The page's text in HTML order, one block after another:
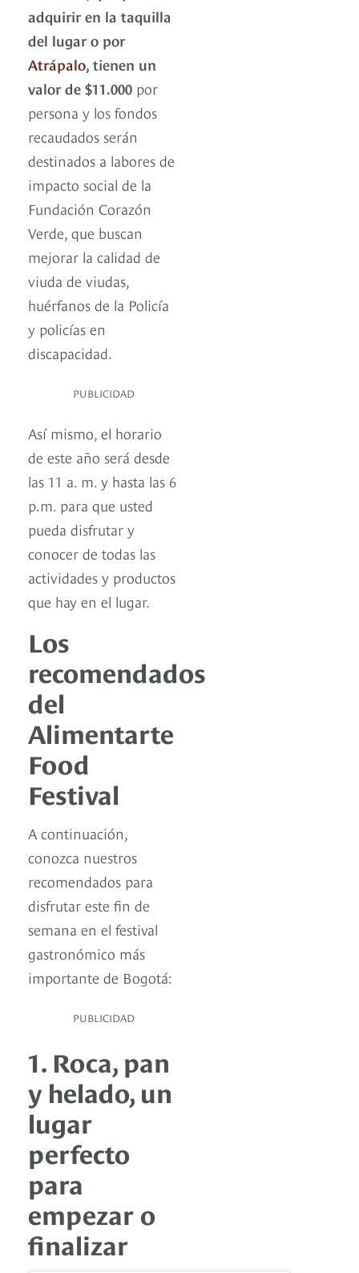
adquirir en la taquilla
del lugar o por
Atrápalo, tienen un
valor de $11.000 por
persona y los fondos
recaudados serán
destinados a labores de
impacto social de la
Fundación Corazón
Verde, que buscan
mejorar la calidad de
viuda de viudas,
huérfanos de la Policía
y policías en
discapacidad.
PUBLICIDAD
Así mismo, el horario
de este año será desde
las 11 a. m. y hasta las 6
p.m. para que usted
pueda disfrutar y
conocer de todas las
actividades y productos
que hay en el lugar.
Los
recomendados
del
Alimentarte
Food
Festival
A continuación,
conozca nuestros
recomendados para
disfrutar este fin de
semana en el festival
gastronómico más
importante de Bogotá:
PUBLICIDAD
1. Roca, pan
y helado, un
lugar
perfecto
para
empezar o
finalizar